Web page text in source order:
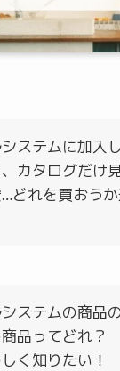
ステムに加入
カタログだけ
どれを買おう
ステムの商品
品ってどれ？
く知りたい！